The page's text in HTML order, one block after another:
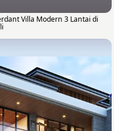
Villa Modern 3 Lantai di